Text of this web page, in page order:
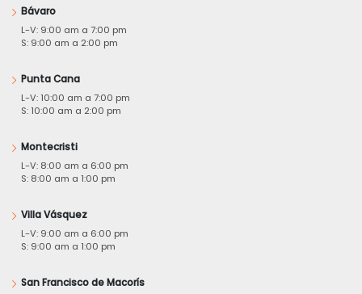
Bávaro
L-V: 9:00 am a 7:00 pm
S: 9:00 am a 2:00 pm
Punta Cana
L-V: 10:00 am a 7:00 pm
S: 10:00 am a 2:00 pm
Montecristi
L-V: 8:00 am a 6:00 pm
S: 8:00 am a 1:00 pm
Villa Vásquez
L-V: 9:00 am a 6:00 pm
S: 9:00 am a 1:00 pm
San Francisco de Macorís